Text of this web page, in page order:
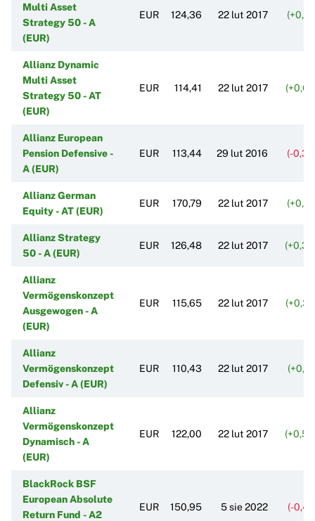
Multi Asset
Strategy 50 - A
(EUR)
EUR 124,36 22 lut 2017
Allianz Dynamic
Multi Asset
Strategy 50 - AT
(EUR)
EUR 114,41 22 lut 2017
Allianz European
Pension Defensive -
A (EUR)
EUR 113,44 29 lut 2016 (-
Allianz German
Equity - AT (EUR)
EUR 170,79 22 lut 2017
Allianz Strategy
50 - A (EUR)
EUR 126,48 22 lut 2017
Allianz
Vermögenskonzept
Ausgewogen - A
(EUR)
EUR 115,65 22 lut 2017
Allianz
Vermögenskonzept
Defensiv - A (EUR)
EUR 110,43 22 lut 2017
Allianz
Vermögenskonzept
Dynamisch - A
(EUR)
EUR 122,00 22 lut 2017
BlackRock BSF
European Absolute
Return Fund - A2
EUR 150,95 5 sie 2022 (-